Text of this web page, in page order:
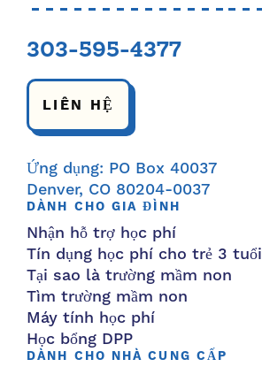
303-595-4377
LIÊN HỆ
Ứng dụng: PO Box 40037
Denver, CO 80204-0037
DÀNH CHO GIA ĐÌNH
Nhận hỗ trợ học phí
Tín dụng học phí cho trẻ 3 tuổi
Tại sao là trường mầm non
Tìm trường mầm non
Máy tính học phí
Học bổng DPP
DÀNH CHO NHÀ CUNG CẤP